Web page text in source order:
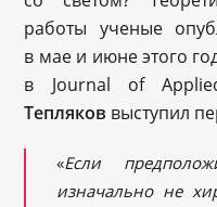
работы ученые
в мае и июне этого
в Journal of
Тепляков выступил
«Если
изначально не